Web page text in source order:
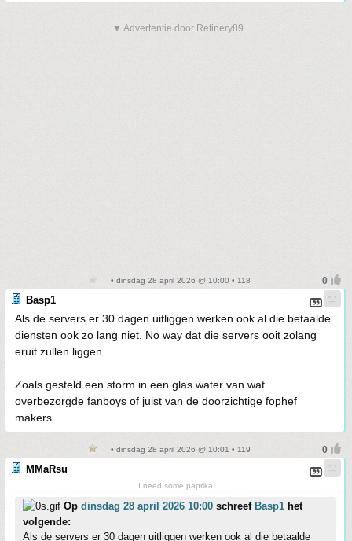
▼ Advertentie door Refinery89
• dinsdag 28 april 2026 @ 10:00 • 118
Basp1
Als de servers er 30 dagen uitliggen werken ook al die betaalde
diensten ook zo lang niet. No way dat die servers ooit zolang
eruit zullen liggen.
Zoals gesteld een storm in een glas water van wat
overbezorgde fanboys of juist van de doorzichtige fophef
makers.
• dinsdag 28 april 2026 @ 10:01 • 119
MMaRsu
I need some paprika
Op dinsdag 28 april 2026 10:00 schreef Basp1 het
volgende:
Als de servers er 30 dagen uitliggen werken ook al die betaalde